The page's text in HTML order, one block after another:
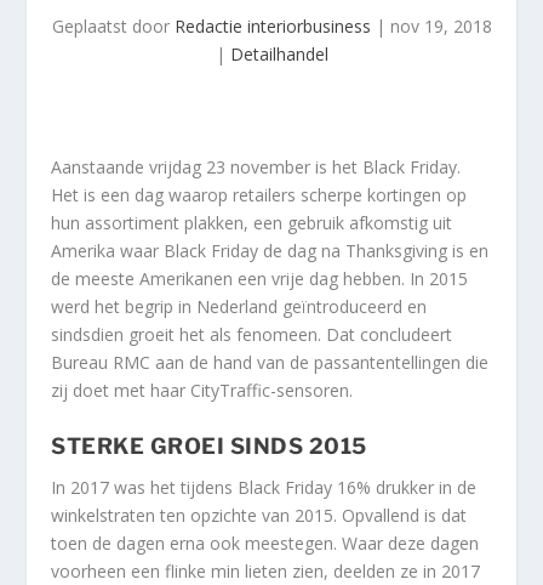
Geplaatst door Redactie interiorbusiness | nov 19, 2018
| Detailhandel
Aanstaande vrijdag 23 november is het Black Friday.
Het is een dag waarop retailers scherpe kortingen op
hun assortiment plakken, een gebruik afkomstig uit
Amerika waar Black Friday de dag na Thanksgiving is en
de meeste Amerikanen een vrije dag hebben. In 2015
werd het begrip in Nederland geïntroduceerd en
sindsdien groeit het als fenomeen. Dat concludeert
Bureau RMC aan de hand van de passantentellingen die
zij doet met haar CityTraffic-sensoren.
STERKE GROEI SINDS 2015
In 2017 was het tijdens Black Friday 16% drukker in de
winkelstraten ten opzichte van 2015. Opvallend is dat
toen de dagen erna ook meestegen. Waar deze dagen
voorheen een flinke min lieten zien, deelden ze in 2017